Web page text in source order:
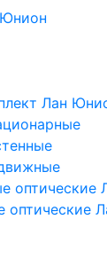
Лан
оптические